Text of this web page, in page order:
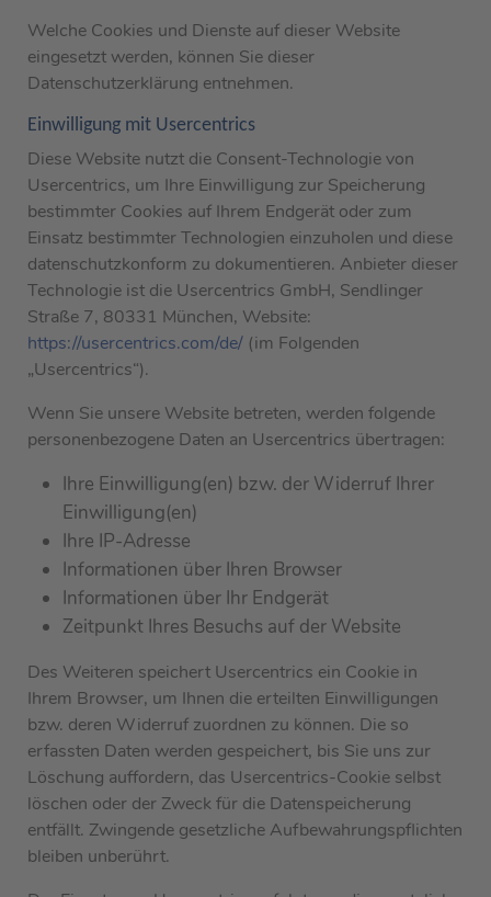
Welche Cookies und Dienste auf dieser Website
eingesetzt werden, können Sie dieser
Datenschutzerklärung entnehmen.
Einwilligung mit Usercentrics
Diese Website nutzt die Consent-Technologie von
Usercentrics, um Ihre Einwilligung zur Speicherung
bestimmter Cookies auf Ihrem Endgerät oder zum
Einsatz bestimmter Technologien einzuholen und diese
datenschutzkonform zu dokumentieren. Anbieter dieser
Technologie ist die Usercentrics GmbH, Sendlinger
Straße 7, 80331 München, Website:
https://usercentrics.com/de/ (im Folgenden
„Usercentrics“).
Wenn Sie unsere Website betreten, werden folgende
personenbezogene Daten an Usercentrics übertragen:
Ihre Einwilligung(en) bzw. der Widerruf Ihrer
Einwilligung(en)
Ihre IP-Adresse
Informationen über Ihren Browser
Informationen über Ihr Endgerät
Zeitpunkt Ihres Besuchs auf der Website
Des Weiteren speichert Usercentrics ein Cookie in
Ihrem Browser, um Ihnen die erteilten Einwilligungen
bzw. deren Widerruf zuordnen zu können. Die so
erfassten Daten werden gespeichert, bis Sie uns zur
Löschung auffordern, das Usercentrics-Cookie selbst
löschen oder der Zweck für die Datenspeicherung
entfällt. Zwingende gesetzliche Aufbewahrungspflichten
bleiben unberührt.